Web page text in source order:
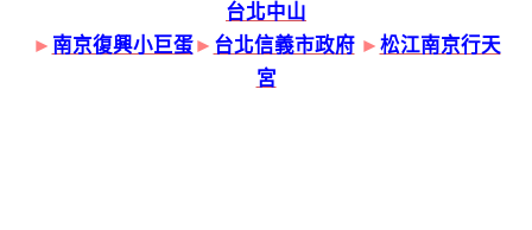
台北中山
► 南京復興小巨蛋► 台北信義市政府► 松江南京行天
宮